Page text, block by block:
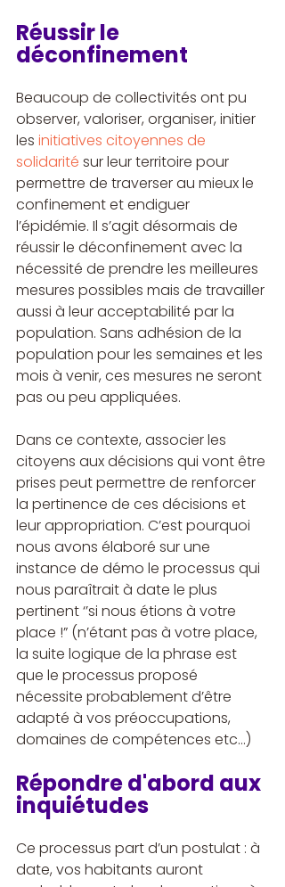
Réussir le
déconfinement
Beaucoup de collectivités ont pu
observer, valoriser, organiser, initier
les initiatives citoyennes de
solidarité sur leur territoire pour
permettre de traverser au mieux le
confinement et endiguer
l’épidémie. Il s’agit désormais de
réussir le déconfinement avec la
nécessité de prendre les meilleures
mesures possibles mais de travailler
aussi à leur acceptabilité par la
population. Sans adhésion de la
population pour les semaines et les
mois à venir, ces mesures ne seront
pas ou peu appliquées.
Dans ce contexte, associer les
citoyens aux décisions qui vont être
prises peut permettre de renforcer
la pertinence de ces décisions et
leur appropriation. C’est pourquoi
nous avons élaboré sur une
instance de démo le processus qui
nous paraîtrait à date le plus
pertinent ‘’si nous étions à votre
place !” (n’étant pas à votre place,
la suite logique de la phrase est
que le processus proposé
nécessite probablement d’être
adapté à vos préoccupations,
domaines de compétences etc…)
Répondre d'abord aux
inquiétudes
Ce processus part d’un postulat : à
date, vos habitants auront